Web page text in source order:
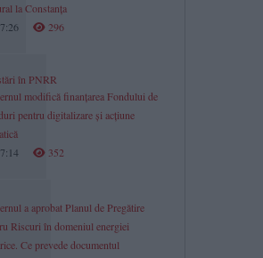
la Constanța
296
în PNRR
modifică finanțarea Fondului de
pentru digitalizare și acțiune
352
a aprobat Planul de Pregătire
Riscuri în domeniul energiei
Ce prevede documentul